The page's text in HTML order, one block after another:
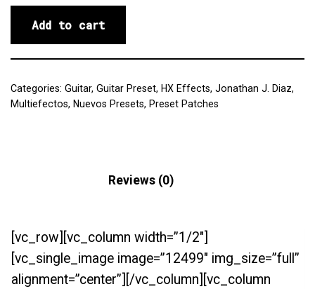
Add to cart
Categories: Guitar, Guitar Preset, HX Effects, Jonathan J. Diaz,
Multiefectos, Nuevos Presets, Preset Patches
Reviews (0)
[vc_row][vc_column width=”1/2″]
[vc_single_image image=”12499″ img_size=”full”
alignment=”center”][/vc_column][vc_column